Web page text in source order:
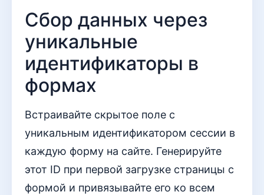
Сбор данных через
уникальные
идентификаторы в
формах
Встраивайте скрытое поле с
уникальным идентификатором сессии в
каждую форму на сайте. Генерируйте
этот ID при первой загрузке страницы с
формой и привязывайте его ко всем